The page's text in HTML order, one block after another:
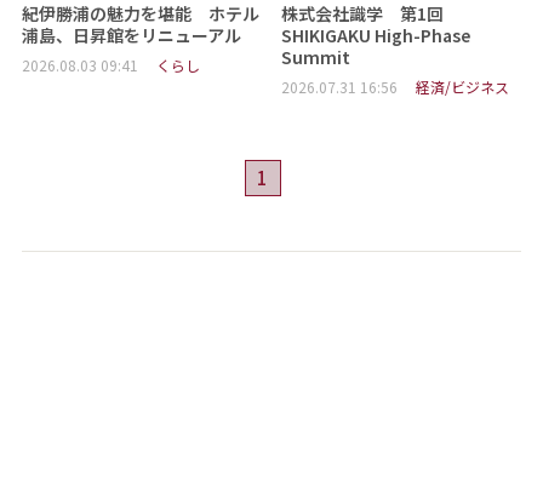
紀伊勝浦の魅力を堪能 ホテル
浦島、日昇館をリニューアル
2026.08.03 09:41 くらし
株式会社識学 第1回
SHIKIGAKU High-Phase
Summit
2026.07.31 16:56 経済/ビジネス
1